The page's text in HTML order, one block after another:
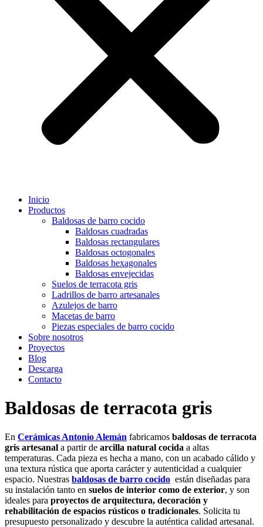
Inicio
Productos
Baldosas de barro cocido
Baldosas cuadradas
Baldosas rectangulares
Baldosas octogonales
Baldosas hexagonales
Baldosas envejecidas
Suelos de terracota gris
Ladrillos de barro artesanales
Azulejos de barro
Macetas de barro
Piezas especiales de barro cocido
Sobre nosotros
Proyectos
Blog
Descarga
Contacto
Baldosas de terracota gris
En Cerámicas Antonio Alemán fabricamos baldosas de terracota
gris artesanal a partir de arcilla natural cocida a altas
temperaturas. Cada pieza es hecha a mano, con un acabado cálido y
una textura rústica que aporta carácter y autenticidad a cualquier
espacio. Nuestras baldosas de barro cocido están diseñadas para
su instalación tanto en suelos de interior como de exterior, y son
ideales para proyectos de arquitectura, decoración y
rehabilitación de espacios rústicos o tradicionales. Solicita tu
presupuesto personalizado y descubre la auténtica calidad artesanal.